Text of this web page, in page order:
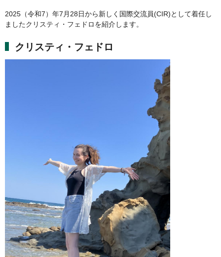
2025（令和7）年7月28日から新しく国際交流員(CIR)として着任し
ましたクリスティ・フェドロを紹介します。
クリスティ・フェドロ